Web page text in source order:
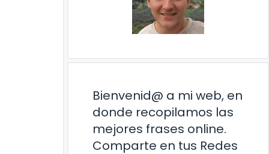
Bienvenid@ a mi web, en
donde recopilamos las
mejores frases online.
Comparte en tus Redes